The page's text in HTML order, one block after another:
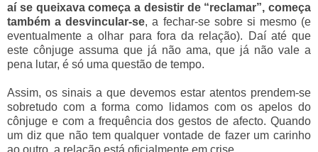
aí se queixava começa a desistir de “reclamar”, começa
também a desvincular-se, a fechar-se sobre si mesmo (e
eventualmente a olhar para fora da relação). Daí até que
este cônjuge assuma que já não ama, que já não vale a
pena lutar, é só uma questão de tempo.
Assim, os sinais a que devemos estar atentos prendem-se
sobretudo com a forma como lidamos com os apelos do
cônjuge e com a frequência dos gestos de afecto. Quando
um diz que não tem qualquer vontade de fazer um carinho
ao outro, a relação está oficialmente em crise.